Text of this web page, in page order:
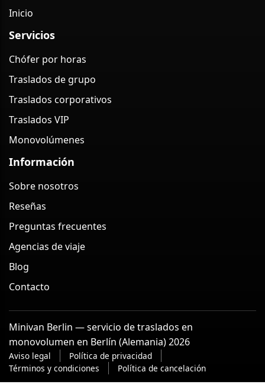
Inicio
Servicios
Chófer por horas
Traslados de grupo
Traslados corporativos
Traslados VIP
Monovolúmenes
Información
Sobre nosotros
Reseñas
Preguntas frecuentes
Agencias de viaje
Blog
Contacto
Minivan Berlin — servicio de traslados en
monovolumen en Berlín (Alemania) 2026
Aviso legal
Política de privacidad
Términos y condiciones
Política de cancelación